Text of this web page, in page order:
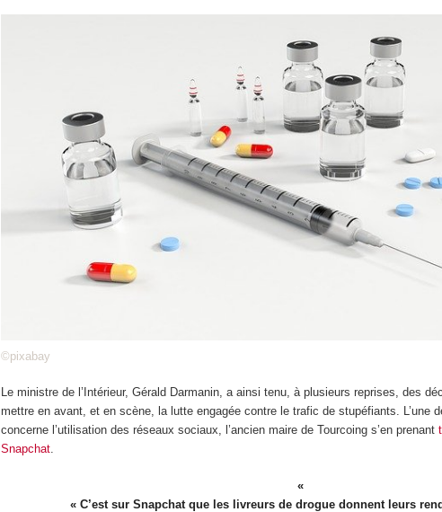
©pixabay
Le ministre de l’Intérieur, Gérald Darmanin, a ainsi tenu, à plusieurs reprises, des
mettre en avant, et en scène, la lutte engagée contre le trafic de stupéfiants. L’une
concerne l’utilisation des réseaux sociaux, l’ancien maire de Tourcoing s’en prenant
Snapchat.
« C’est sur Snapchat que les livreurs de drogue donnent leurs